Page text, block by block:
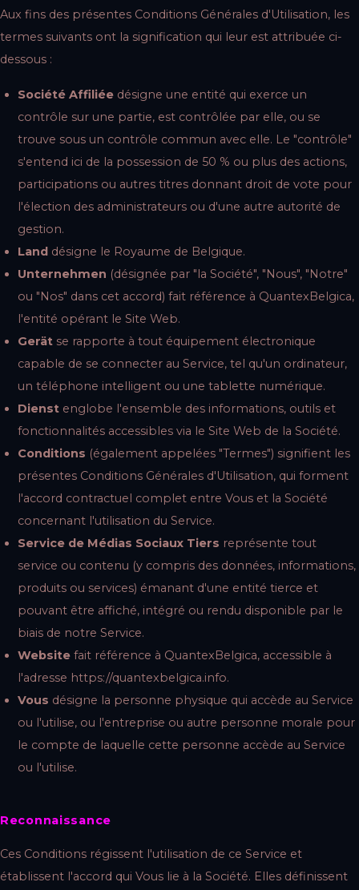
Aux fins des présentes Conditions Générales d'Utilisation, les
termes suivants ont la signification qui leur est attribuée ci-
dessous :
Société Affiliée désigne une entité qui exerce un
contrôle sur une partie, est contrôlée par elle, ou se
trouve sous un contrôle commun avec elle. Le "contrôle"
s'entend ici de la possession de 50 % ou plus des actions,
participations ou autres titres donnant droit de vote pour
l'élection des administrateurs ou d'une autre autorité de
gestion.
Land désigne le Royaume de Belgique.
Unternehmen (désignée par "la Société", "Nous", "Notre"
ou "Nos" dans cet accord) fait référence à QuantexBelgica,
l'entité opérant le Site Web.
Gerät se rapporte à tout équipement électronique
capable de se connecter au Service, tel qu'un ordinateur,
un téléphone intelligent ou une tablette numérique.
Dienst englobe l'ensemble des informations, outils et
fonctionnalités accessibles via le Site Web de la Société.
Conditions (également appelées "Termes") signifient les
présentes Conditions Générales d'Utilisation, qui forment
l'accord contractuel complet entre Vous et la Société
concernant l'utilisation du Service.
Service de Médias Sociaux Tiers représente tout
service ou contenu (y compris des données, informations,
produits ou services) émanant d'une entité tierce et
pouvant être affiché, intégré ou rendu disponible par le
biais de notre Service.
Website fait référence à QuantexBelgica, accessible à
l'adresse https://quantexbelgica.info.
Vous désigne la personne physique qui accède au Service
ou l'utilise, ou l'entreprise ou autre personne morale pour
le compte de laquelle cette personne accède au Service
ou l'utilise.
Reconnaissance
Ces Conditions régissent l'utilisation de ce Service et
établissent l'accord qui Vous lie à la Société. Elles définissent